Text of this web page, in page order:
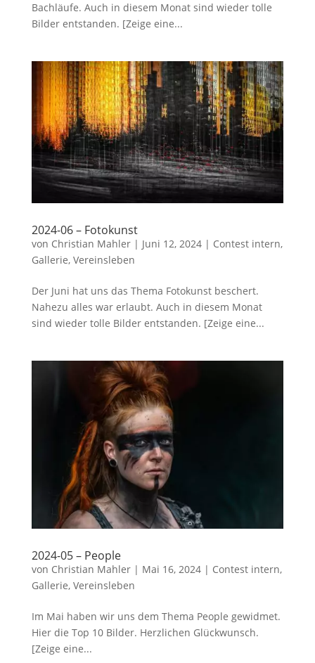
Bachläufe. Auch in diesem Monat sind wieder tolle
Bilder entstanden. [Zeige eine...
2024-06 – Fotokunst
von Christian Mahler| Juni 12, 2024| Contest intern,
Gallerie, Vereinsleben
Der Juni hat uns das Thema Fotokunst beschert.
Nahezu alles war erlaubt. Auch in diesem Monat
sind wieder tolle Bilder entstanden. [Zeige eine...
2024-05 – People
von Christian Mahler| Mai 16, 2024| Contest intern,
Gallerie, Vereinsleben
Im Mai haben wir uns dem Thema People gewidmet.
Hier die Top 10 Bilder. Herzlichen Glückwunsch.
[Zeige eine...